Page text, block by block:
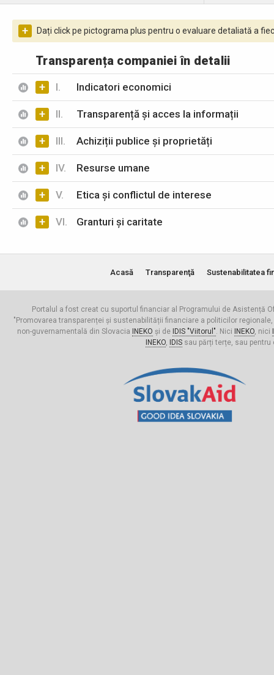
+ Dați click pe pictograma plus pentru o evaluare detaliată a
Transparența companiei în detalii
+ I. Indicatori economici
+ II. Transparență și acces la informații
+ III. Achiziții publice și proprietăți
+ IV. Resurse umane
+ V. Etica și conflictul de interese
+ VI. Granturi și caritate
Acasă Transparenţă Sustenabilitatea
Portalul a fost creat cu suportul financiar al Programului de Asistență
"Promovarea transparenței și sustenabilității financiare a politicilor
non-guvernamentală din Slovacia
INEKO și de IDIS "Viitorul". Nici INEKO, nici
INEKO, IDISsau părți terțe, sau pentru